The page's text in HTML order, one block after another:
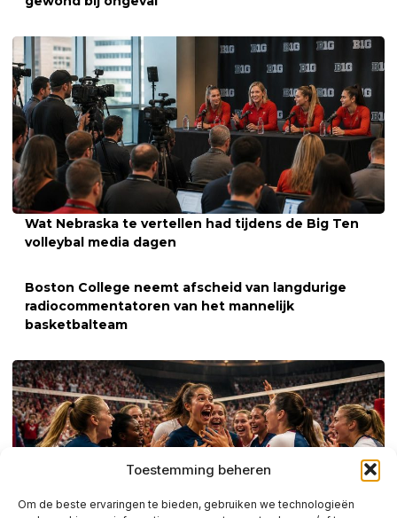
Toestemming beheren
Om de beste ervaringen te bieden, gebruiken we technologieën
Wat Nebraska te vertellen had tijdens de Big Ten
volleybal media dagen
Boston College neemt afscheid van langdurige
radiocommentatoren van het mannelijk
basketbalteam